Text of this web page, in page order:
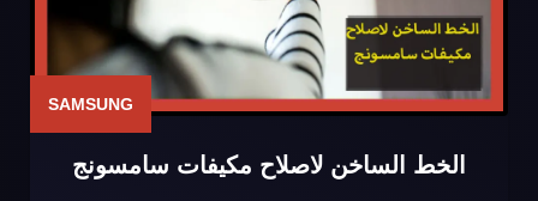
SAMSUNG
الخط الساخن لاصلاح مكيفات سامسونج